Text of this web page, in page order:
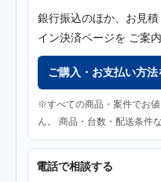
銀行振込のほか、お見
イン決済ページを ご案
ご購入・お支払い方
※すべての商品・案件でお
ん。 商品・台数・配送条件
電話で相談する